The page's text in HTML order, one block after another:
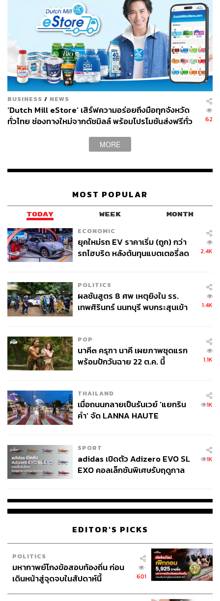
BUSINESS / NEWS
‘Dutch Mill eStore’ เสิร์ฟความอร่อยถึงมือทุกจังหวัด
ทั่วไทย ช่องทางใหม่จากดัชมิลล์ พร้อมโปรโมชันส่งฟรีทั่ว
เย็นตรงจากโรงงาน [ADVERTORIAL]
62
MORE
MOST POPULAR
TODAY WEEK MONTH
ECONOMIC
ยุคใหม่รถ EV ราคาเริ่ม (ถูก) กว่า
รถไฮบริด หลังต้นทุนแบตเตอรี่ลด
2.4K
POLITICS
ผลชันสูตร 8 ศพ เหตุยิงใน รร.
เทพศิรินทร์ นนทบุรี พบกระสุนเข้า
1.4K
POP
นาคี๓ ครุฑา นาคี เผยภาพชุดแรก
พร้อมปักวันฉาย 22 ต.ค. นี้
1.1K
THAILAND
เมื่อถนนกลายเป็นรันเวย์ ‘แยกริน
คำ’ จัด LANNA HAUTE
1K
SPORT
adidas เปิดตัว Adizero EVO SL
EXO คอลเล็กชันพิเศษรับฤดูกาล
1K
EDITOR'S PICKS
POLITICS
มหากาพย์โกงข้อสอบท้องถิ่น ก่อน
เดินหน้าสู่จุดจบในสัปดาห์นี้
601